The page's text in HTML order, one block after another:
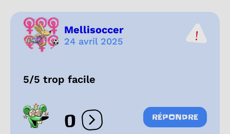
Mellisoccer
24 avril 2025
5/5 trop facile
0 Ouvrir les réactions
RÉPONDRE